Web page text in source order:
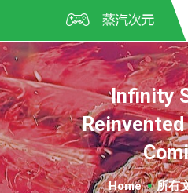
Infinity
Home 所有
CSGO开箱
DOTA2开箱
开箱教程
CSGO/DOTA2/绝
三方开箱
COSPLAY
CSGO音乐盒